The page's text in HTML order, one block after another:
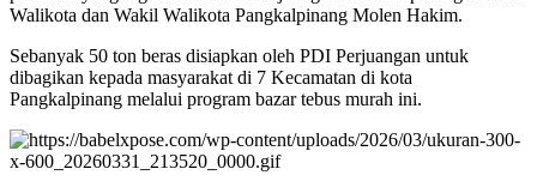
Walikota dan Wakil Walikota Pangkalpinang Molen Hakim.
Sebanyak 50 ton beras disiapkan oleh PDI Perjuangan untuk
dibagikan kepada masyarakat di 7 Kecamatan di kota
Pangkalpinang melalui program bazar tebus murah ini.